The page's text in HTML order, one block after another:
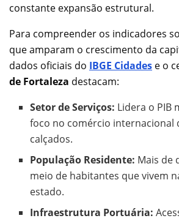
constante expansão estrutural.
Para compreender os indicadores
que amparam o crescimento da
dados oficiais do IBGE Cidades e o
de Fortaleza destacam:
Setor de Serviços: Lidera o PIB
foco no comércio internacional
calçados.
População Residente: Mais de
meio de habitantes que vivem
estado.
Infraestrutura Portuária: